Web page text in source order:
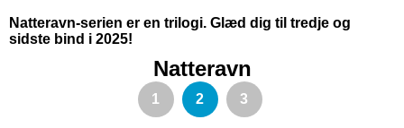
Natteravn-serien er en trilogi. Glæd dig til tredje og
sidste bind i 2025!
Natteravn
1 2 3